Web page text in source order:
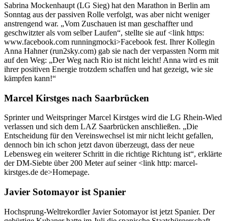
Sabrina Mockenhaupt (LG Sieg) hat den Marathon in Berlin am
Sonntag aus der passiven Rolle verfolgt, was aber nicht weniger
anstrengend war. „Vom Zuschauen ist man geschaffter und
geschwitzter als vom selber Laufen“, stellte sie auf <link https:
www.facebook.com runningmocki>Facebook fest. Ihrer Kollegin
Anna Hahner (run2sky.com) gab sie nach der verpassten Norm mit
auf den Weg: „Der Weg nach Rio ist nicht leicht! Anna wird es mit
ihrer positiven Energie trotzdem schaffen und hat gezeigt, wie sie
kämpfen kann!“
Marcel Kirstges nach Saarbrücken
Sprinter und Weitspringer Marcel Kirstges wird die LG Rhein-Wied
verlassen und sich dem LAZ Saarbrücken anschließen. „Die
Entscheidung für den Vereinswechsel ist mir nicht leicht gefallen,
dennoch bin ich schon jetzt davon überzeugt, dass der neue
Lebensweg ein weiterer Schritt in die richtige Richtung ist“, erklärte
der DM-Siebte über 200 Meter auf seiner <link http: marcel-
kirstges.de de>Homepage.
Javier Sotomayor ist Spanier
Hochsprung-Weltrekordler Javier Sotomayor ist jetzt Spanier. Der